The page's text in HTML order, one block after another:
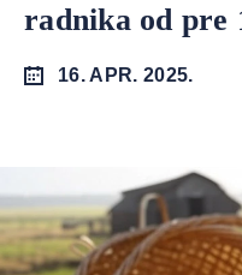
radnika od pre
16. APR. 2025.